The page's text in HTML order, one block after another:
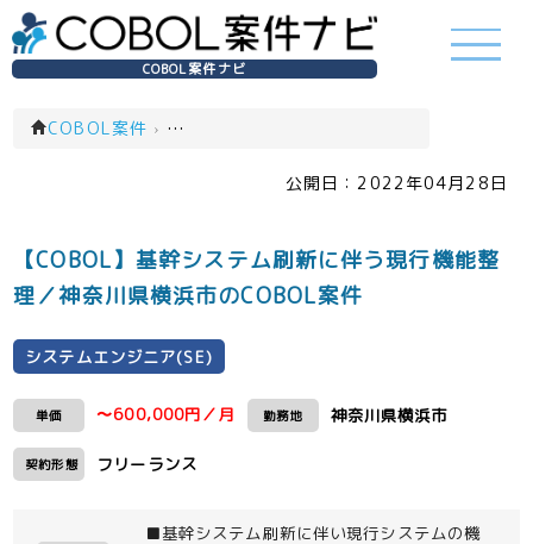
COBOL案件ナビ
COBOL案件 › システムエンジニア(SE)(一覧)
公開日： 2022年04月28日
【COBOL】基幹システム刷新に伴う現行機能整
理／神奈川県横浜市のCOBOL案件
システムエンジニア(SE)
単価 〜600,000円／月 勤務地 神奈川県横浜市
契約形態 フリーランス
■基幹システム刷新に伴い現行システムの機